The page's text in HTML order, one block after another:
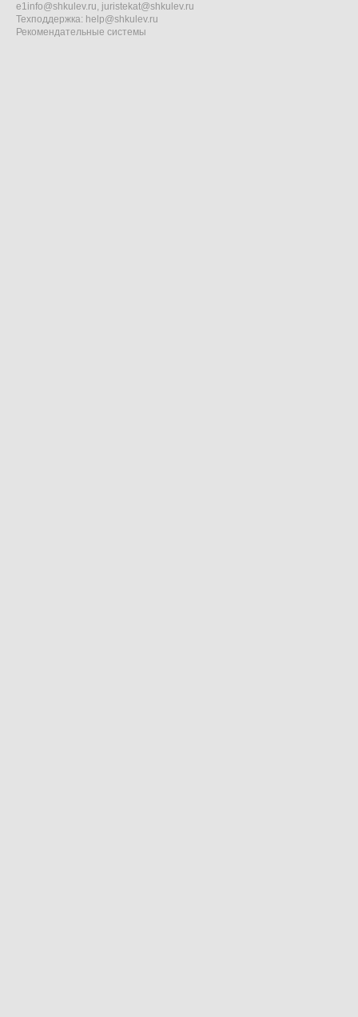
e1info@shkulev.ru, juristekat@shkulev.ru
Техподдержка: help@shkulev.ru
Рекомендательные системы